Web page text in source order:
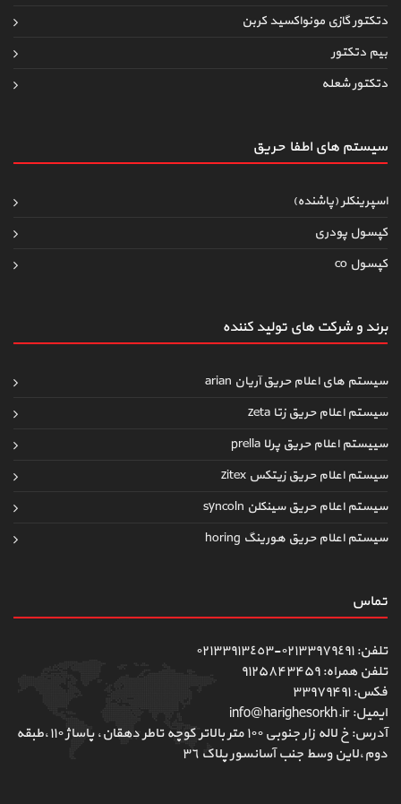
دتکتور گازی مونواکسید کربن
بیم دتکتور
دتکتور شعله
سیستم های اطفاءحریق
اسپرینکلر (پاشنده)
کپسول پودری
کپسول co
برند و شرکت های تولید کننده
سیستم های اعلام حریق آریان arian
سیستم اعلام حریق زتا zeta
سییستم اعلام حریق پرلا prella
سیستم اعلام حریق زیتکس zitex
سیستم اعلام حریق سینکلن syncoln
سیستم اعلام حریق هورینگ horing
تماس
تلفن: ٠٢١٣٣٩٧٩٤٩١-٠٢١٣٣٩١٣٤٥٣
تلفن همراه: ۹۱۲۵۸۴۳۴۵۹
فکس: ۳۳۹۷۹۴۹۱
ایمیل: info@harighesorkh.ir
آدرس: خ لاله زار جنوبی ١٠٠ متر بالاتر کوچه تاطر دهقان، پاساژ ١١٠،طبقه
دوم،لاین وسط جنب آسانسور پلاک ٣٦